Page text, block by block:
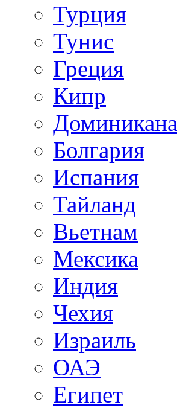
Турция
Тунис
Греция
Кипр
Доминикана
Болгария
Испания
Тайланд
Вьетнам
Мексика
Индия
Чехия
Израиль
ОАЭ
Египет